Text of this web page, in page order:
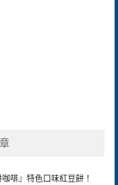
啡』特色口味紅豆餅！